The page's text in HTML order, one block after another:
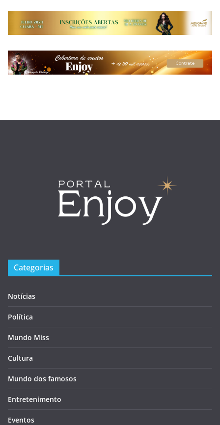
Categorias
Notícias
Política
Mundo Miss
Cultura
Mundo dos famosos
Entretenimento
Eventos